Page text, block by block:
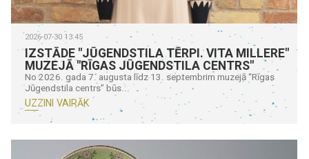
2026-07-30 13:45
IZSTĀDE "JŪGENDSTILA TĒRPI. VITA MILLERE"
MUZEJĀ "RĪGAS JŪGENDSTILA CENTRS"
No 2026. gada 7. augusta līdz 13. septembrim muzejā “Rīgas
Jūgendstila centrs” būs...
UZZINI VAIRĀK